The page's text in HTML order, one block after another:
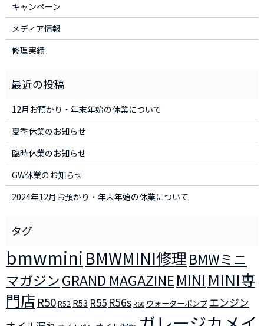
キャンペーン
メディア情報
修理実績
12月お預かり・年末年始の休業について
夏季休業のお知らせ
臨時休業のお知らせ
GW休業のお知らせ
2024年12月お預かり・年末年始の休業について
bmwmini BMWMINI修理BMWミニ
マガジンGRAND MAGAZINEMINI MINI専
門店 R50R52 R53 R55 R56s R60 ウォーターポンプ エンジン